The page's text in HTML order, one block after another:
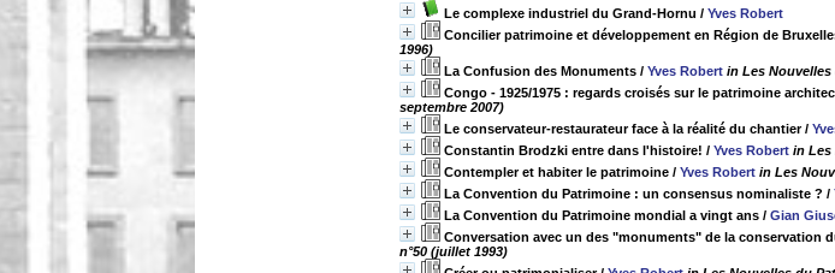
Le complexe industriel du Grand-Hornu / Yves Robert
Concilier patrimoine et développement en Région de
1996)
La Confusion des Monuments / Yves Robert in Les Nouvelles
Congo - 1925/1975 : regards croisés sur le patrimoine
septembre 2007)
Le conservateur-restaurateur face à la réalité du chantier/
Constantin Brodzki entre dans l'histoire! / Yves Robert in Les
Contempler et habiter le patrimoine / Yves Robert in Les
La Convention du Patrimoine : un consensus nominaliste ? /
La Convention du Patrimoine mondial a vingt ans / Gian
Conversation avec un des "monuments" de la conservation
n°50 (juillet 1993)